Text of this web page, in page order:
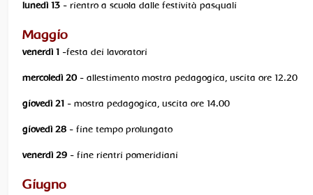
lunedì 13 - rientro a scuola dalle festività pasquali
Maggio
venerdì 1 -festa dei lavoratori
mercoledì 20 - allestimento mostra pedagogica, uscita ore 12.20
giovedì 21 - mostra pedagogica, uscita ore 14.00
giovedì 28 - fine tempo prolungato
venerdì 29 - fine rientri pomeridiani
Giugno